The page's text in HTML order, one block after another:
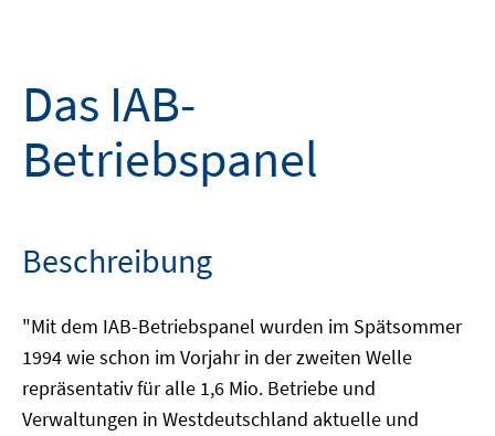
Das IAB-
Betriebspanel
Beschreibung
"Mit dem IAB-Betriebspanel wurden im Spätsommer
1994 wie schon im Vorjahr in der zweiten Welle
repräsentativ für alle 1,6 Mio. Betriebe und
Verwaltungen in Westdeutschland aktuelle und